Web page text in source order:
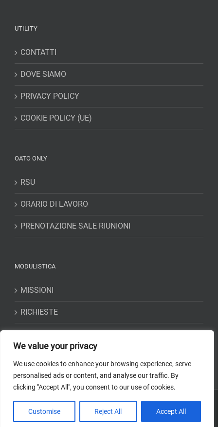
We value your privacy
We use cookies to enhance your browsing experience, serve
personalised ads or content, and analyse our traffic. By
clicking "Accept All", you consent to our use of cookies.
Customise Reject All Accept All
UTILITY
CONTATTI
DOVE SIAMO
PRIVACY POLICY
COOKIE POLICY (UE)
OATO ONLY
RSU
ORARIO DI LAVORO
PRENOTAZIONE SALE RIUNIONI
MODULISTICA
MISSIONI
RICHIESTE
Copyright 2018-2023 Osservatorio Astrofisico di Torino -INAF| Tutti i
diritti riservati | Codice Fiscale: 97220210583 | Web solution: EFFETTI
STUDIO